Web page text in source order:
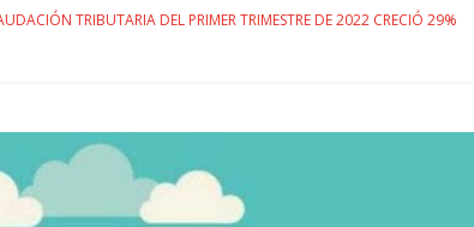
TRIBUTARIA DEL PRIMER TRIMESTRE DE 2022 CRECIÓ 29%